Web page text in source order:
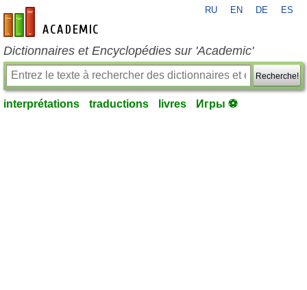
fr-academic.com
RU EN DE ES
Dictionnaires et Encyclopédies sur 'Academic'
Recherche!
interprétations traductions livres Игры ⚽